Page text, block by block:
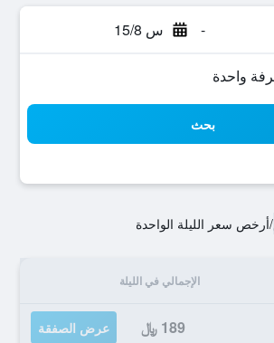
- س 15/8
بحث
/أرخص سعر الليلة الواحدة
الإجمالي في الليلة
189 ﷼ عرض الصفقة